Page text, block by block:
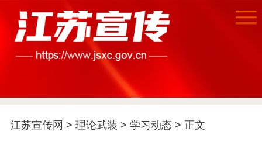
首页
江苏要闻
江苏宣传网 > 理论武装 > 学习动态 > 正文